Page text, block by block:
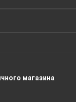
магазина